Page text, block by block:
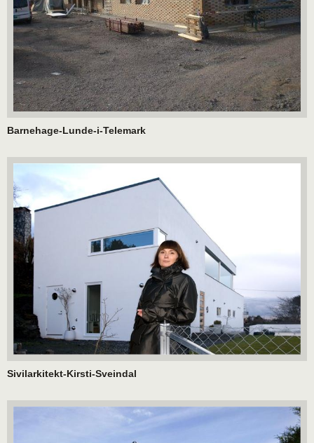
Barnehage-Lunde-i-Telemark
Sivilarkitekt-Kirsti-Sveindal